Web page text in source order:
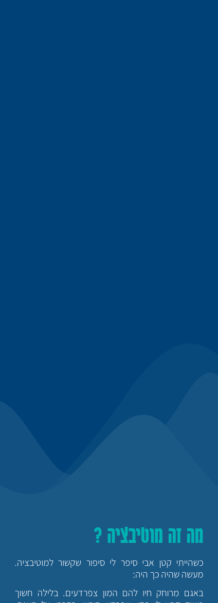
מה זה מוטיבציה ?
כשהייתי קטן אבי סיפר לי סיפור שקשור למוטיבציה.
מעשה שהיה כך היה:
באגם מרוחק חיו להם המון צפרדעים. בלילה חשוך